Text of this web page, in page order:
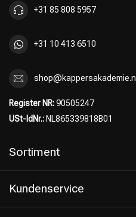
Friseurwahl
+31 85 808 5957
+31 10 413 6510
shop@kappersakademie.nl
Register NR:90505247
USt-IdNr.: NL865339818B01
Sortiment
Kundenservice